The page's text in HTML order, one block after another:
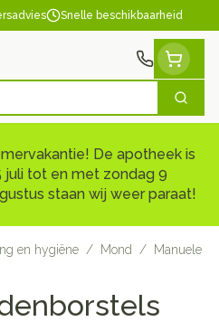
Snelle beschikbaarheid
Zoek
De apotheek is
tot en met zondag 9
staan wij weer paraat!
en hygiëne / Mond / Manuele